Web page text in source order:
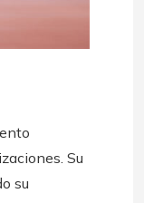
Su
su